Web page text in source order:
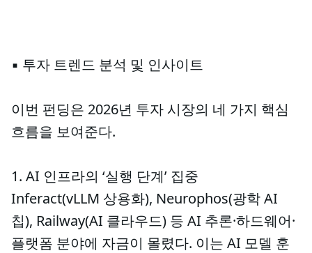
▪️ 투자 트렌드 분석 및 인사이트
이번 펀딩은 2026년 투자 시장의 네 가지 핵심
흐름을 보여준다.
1. AI 인프라의 ‘실행 단계’ 집중
Inferact(vLLM 상용화), Neurophos(광학 AI
칩), Railway(AI 클라우드) 등 AI 추론·하드웨어·
플랫폼 분야에 자금이 몰렸다. 이는 AI 모델 훈